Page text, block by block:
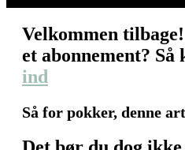
Velkommen
et abonnement? Så
ind
Så for pokker, denne